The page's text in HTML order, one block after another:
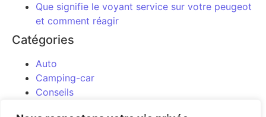
Que signifie le voyant service sur votre peugeot
et comment réagir
Catégories
Auto
Camping-car
Conseils